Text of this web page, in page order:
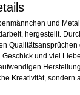
und
hergestellt.
und viel
Kreativität, sondern